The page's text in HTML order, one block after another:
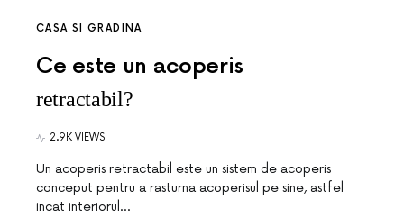
CASA SI GRADINA
Ce este un acoperis
retractabil?
2.9K VIEWS
Un acoperis retractabil este un sistem de acoperis
conceput pentru a rasturna acoperisul pe sine, astfel
incat interiorul…